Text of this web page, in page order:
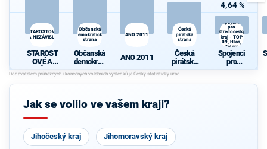
STAROSTOVÉ
A NEZÁVISLÍ
STAROST
OVÉ A
NEZÁVISL
Í
Občanská
demokratická
strana
Občanská
demokrati
cká strana
ANO 2011
ANO 2011
Česká
pirátská
strana
Česká
pirátská
strana
4,64 %
Spojenci
pro
Středočeský
kraj - TOP
09, Hlas,
Zelení
Spojenci
pro
Středočes
TOP 09,
Jak se volilo ve vašem kraji?
Jihočeský kraj Jihomoravský kraj